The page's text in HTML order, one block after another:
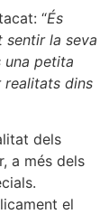
“És
sentir la seva
una petita
realitats dins
dels
a més dels
el